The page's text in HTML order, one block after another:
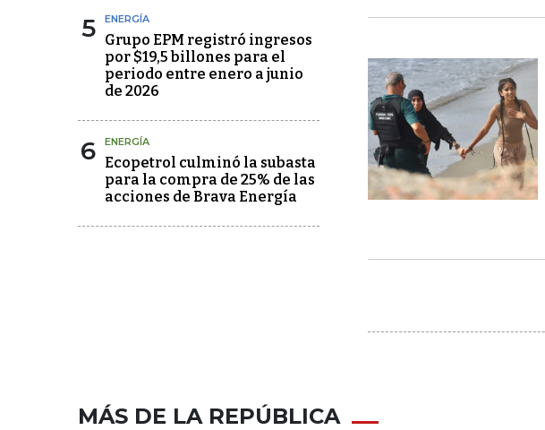
5 ENERGÍA
Grupo EPM registró ingresos
por $19,5 billones para el
periodo entre enero a junio
de 2026
6 ENERGÍA
Ecopetrol culminó la subasta
para la compra de 25% de las
acciones de Brava Energía
MÁS DE LA REPÚBLICA